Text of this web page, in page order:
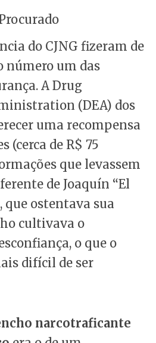
do CJNG fizeram de
número um das
A Drug
(DEA) dos
uma recompensa
(cerca de R$ 75
que levassem
de Joaquín “El
que ostentava sua
cultivava o
o que o
difícil de ser
narcotraficante